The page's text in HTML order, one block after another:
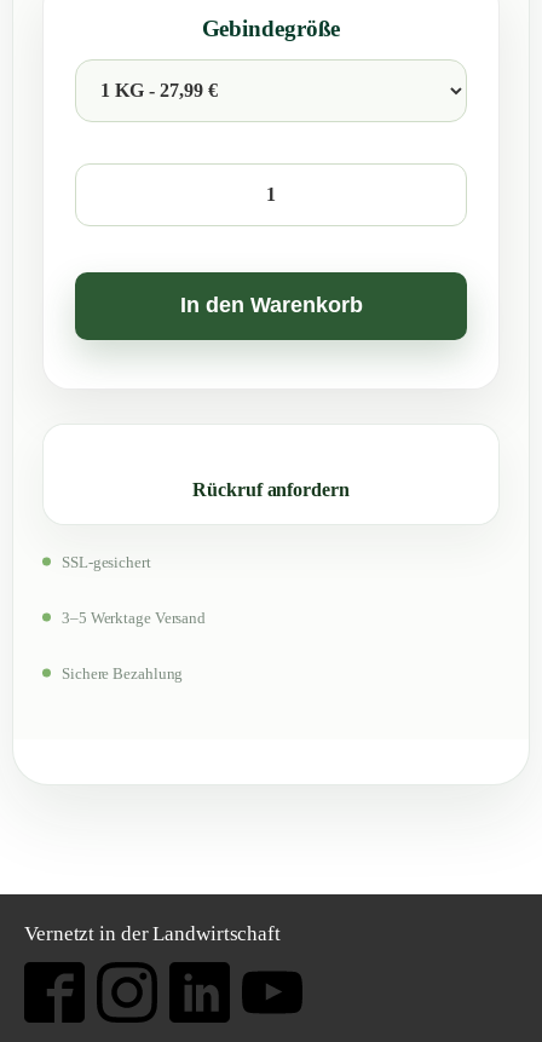
Gebindegröße
BioAktiv
Schaf/Ziege
In den Warenkorb
Rückruf anfordern
SSL-gesichert
3–5 Werktage Versand
Sichere Bezahlung
Vernetzt in der Landwirtschaft